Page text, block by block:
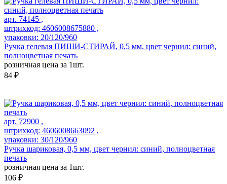
арт. 74145 ,
штрихкод: 4606008675880 ,
упаковки: 20/120/960
Ручка гелевая ПИШИ-СТИРАЙ, 0,5 мм, цвет чернил: синий,
полноцветная печать
розничная цена за 1шт.
84 ₽
арт. 72900 ,
штрихкод: 4606008663092 ,
упаковки: 30/120/960
Ручка шариковая, 0,5 мм, цвет чернил: синий, полноцветная
печать
розничная цена за 1шт.
106 ₽